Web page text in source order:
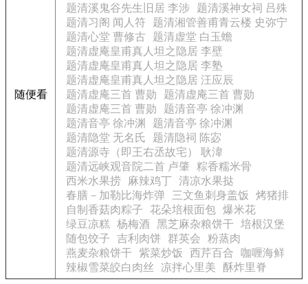
随便看
题清溪鬼谷先生旧居 李涉
题清溪神女祠 吕殊
题清习阁 闻人符
题清湘管善甫青云楼 史弥宁
题清心堂 曹修古
题清虚堂 白玉蟾
题清虚庵皇甫真人坦之隐居 李壁
题清虚庵皇甫真人坦之隐居 李塾
题清虚庵皇甫真人坦之隐居 汪应辰
题清虚庵三首 曹勋
题清虚庵三首 曹勋
题清虚庵三首 曹勋
题清音亭 徐冲渊
题清音亭 徐冲渊
题清音亭 徐冲渊
题清隐堂 无名氏
题清隐祠 陈宓
题清源寺（即王右丞故宅） 耿湋
题清远峡观音院二首 卢肇
粽香糯米骨
西米水果捞
麻辣鸡丁 清凉水果挞
春膳－加勒比海炸弹
三文鱼刺身盖饭
烤猪排
自制香菇肉粽子
花朵培根面包 爆米花
绿豆凉糕
杨梅酒 黑芝麻杂粮饼干 培根汉堡
随包饺子
吉利肉饼 群英会
粉蒸肉
燕麦杂粮饼干 紫菜炒饭 西芹百合
咖喱海鲜
辣椒雪菜皎白肉丝
凉拌心里美 酥炸里脊